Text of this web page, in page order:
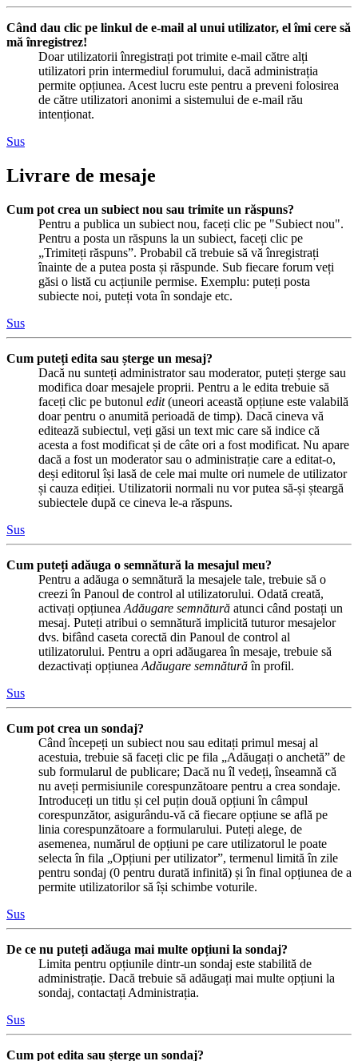
Când dau clic pe linkul de e-mail al unui utilizator, el îmi cere să
mă înregistrez!
Doar utilizatorii înregistrați pot trimite e-mail către alți
utilizatori prin intermediul forumului, dacă administrația
permite opțiunea. Acest lucru este pentru a preveni folosirea
de către utilizatori anonimi a sistemului de e-mail rău
intenționat.
Sus
Livrare de mesaje
Cum pot crea un subiect nou sau trimite un răspuns?
Pentru a publica un subiect nou, faceți clic pe "Subiect nou".
Pentru a posta un răspuns la un subiect, faceți clic pe
„Trimiteți răspuns”. Probabil că trebuie să vă înregistrați
înainte de a putea posta și răspunde. Sub fiecare forum veți
găsi o listă cu acțiunile permise. Exemplu: puteți posta
subiecte noi, puteți vota în sondaje etc.
Sus
Cum puteți edita sau șterge un mesaj?
Dacă nu sunteți administrator sau moderator, puteți șterge sau
modifica doar mesajele proprii. Pentru a le edita trebuie să
faceți clic pe butonul edit(uneori această opțiune este valabilă
doar pentru o anumită perioadă de timp). Dacă cineva vă
editează subiectul, veți găsi un text mic care să indice că
acesta a fost modificat și de câte ori a fost modificat. Nu apare
dacă a fost un moderator sau o administrație care a editat-o,
deși editorul își lasă de cele mai multe ori numele de utilizator
și cauza ediției. Utilizatorii normali nu vor putea să-și șteargă
subiectele după ce cineva le-a răspuns.
Sus
Cum puteți adăuga o semnătură la mesajul meu?
Pentru a adăuga o semnătură la mesajele tale, trebuie să o
creezi în Panoul de control al utilizatorului. Odată creată,
activați opțiunea Adăugare semnătură atunci când postați un
mesaj. Puteți atribui o semnătură implicită tuturor mesajelor
dvs. bifând caseta corectă din Panoul de control al
utilizatorului. Pentru a opri adăugarea în mesaje, trebuie să
dezactivați opțiunea Adăugare semnăturăîn profil.
Sus
Cum pot crea un sondaj?
Când începeți un subiect nou sau editați primul mesaj al
acestuia, trebuie să faceți clic pe fila „Adăugați o anchetă” de
sub formularul de publicare; Dacă nu îl vedeți, înseamnă că
nu aveți permisiunile corespunzătoare pentru a crea sondaje.
Introduceți un titlu și cel puțin două opțiuni în câmpul
corespunzător, asigurându-vă că fiecare opțiune se află pe
linia corespunzătoare a formularului. Puteți alege, de
asemenea, numărul de opțiuni pe care utilizatorul le poate
selecta în fila „Opțiuni per utilizator”, termenul limită în zile
pentru sondaj (0 pentru durată infinită) și în final opțiunea de a
permite utilizatorilor să își schimbe voturile.
Sus
De ce nu puteți adăuga mai multe opțiuni la sondaj?
Limita pentru opțiunile dintr-un sondaj este stabilită de
administrație. Dacă trebuie să adăugați mai multe opțiuni la
sondaj, contactați Administrația.
Sus
Cum pot edita sau șterge un sondaj?